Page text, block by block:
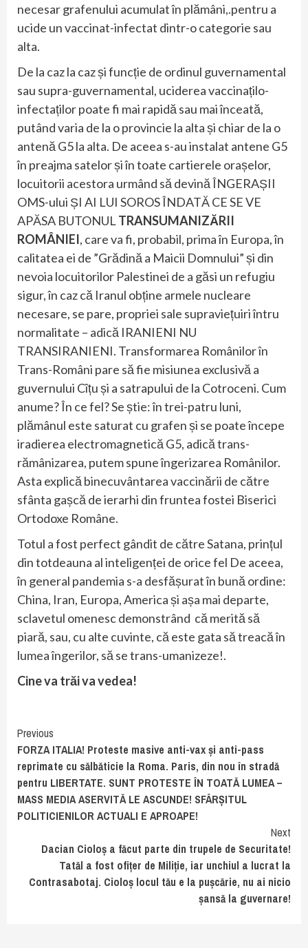
necesar grafenului acumulat în plămâni,.pentru a
ucide un vaccinat-infectat dintr-o categorie sau
alta.
De la caz la caz și funcție de ordinul guvernamental
sau supra-guvernamental, uciderea vaccinațilo-
infectaților poate fi mai rapidă sau mai înceată,
putând varia de la o provincie la alta și chiar de la o
antenă G5 la alta. De aceea s-au instalat antene G5
în preajma satelor și în toate cartierele orașelor,
locuitorii acestora urmând să devină ÎNGERAȘII
OMS-ului ȘI AI LUI SOROS ÎNDATĂ CE SE VE
APĂSA BUTONUL TRANSUMANIZĂRII
ROMÂNIEI, care va fi, probabil, prima în Europa, în
calitatea ei de ”Grădină a Maicii Domnului” și din
nevoia locuitorilor Palestinei de a găsi un refugiu
sigur, în caz că Iranul obține armele nucleare
necesare, se pare, propriei sale supraviețuiri întru
normalitate – adică IRANIENI NU
TRANSIRANIENI. Transformarea Românilor în
Trans-Români pare să fie misiunea exclusivă a
guvernului Cîțu și a satrapului de la Cotroceni. Cum
anume? În ce fel? Se știe: în trei-patru luni,
plămânul este saturat cu grafen și se poate începe
iradierea electromagnetică G5, adică trans-
rămânizarea, putem spune îngerizarea Românilor.
Asta explică binecuvântarea vaccinării de către
sfânta gașcă de ierarhi din fruntea fostei Biserici
Ortodoxe Române.
Totul a fost perfect gândit de către Satana, prințul
din totdeauna al inteligenței de orice fel De aceea,
în general pandemia s-a desfășurat în bună ordine:
China, Iran, Europa, America și așa mai departe,
sclavetul omenesc demonstrând că merită să
piară, sau, cu alte cuvinte, că este gata să treacă în
lumea îngerilor, să se trans-umanizeze!.
Cine va trăi va vedea!
Continue
Reading
Previous
FORZA ITALIA! Proteste masive anti-vax și anti-pass
reprimate cu sălbăticie la Roma. Paris, din nou în stradă
pentru LIBERTATE. SUNT PROTESTE ÎN TOATĂ LUMEA –
MASS MEDIA ASERVITĂ LE ASCUNDE! SFÂRȘITUL
POLITICIENILOR ACTUALI E APROAPE!
Next
Dacian Cioloș a făcut parte din trupele de Securitate!
Tatăl a fost ofițer de Miliție, iar unchiul a lucrat la
Contrasabotaj. Cioloș locul tău e la pușcărie, nu ai nicio
șansă la guvernare!